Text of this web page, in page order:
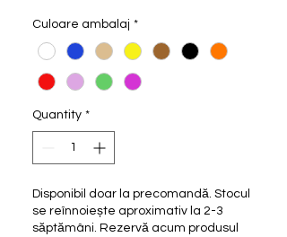
Culoare ambalaj *
Quantity *
Disponibil doar la precomandă. Stocul
se reînnoiește aproximativ la 2-3
săptămâni. Rezervă acum produsul